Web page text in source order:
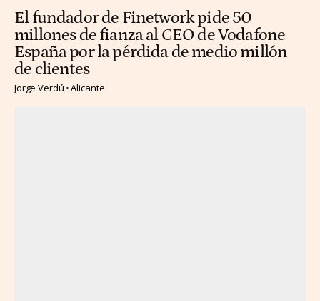
El fundador de Finetwork pide 50
millones de fianza al CEO de Vodafone
España por la pérdida de medio millón
de clientes
Jorge Verdú Alicante